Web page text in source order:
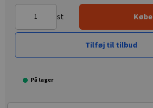
st Købe
Tilføj til tilbud
På lager